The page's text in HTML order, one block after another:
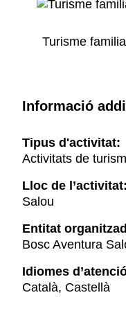
Turisme
Informació
Tipus d'activitat:
Activitats de
Lloc de l’activitat:
Salou
Entitat
Bosc Aventura
Idiomes
Català, Castellà